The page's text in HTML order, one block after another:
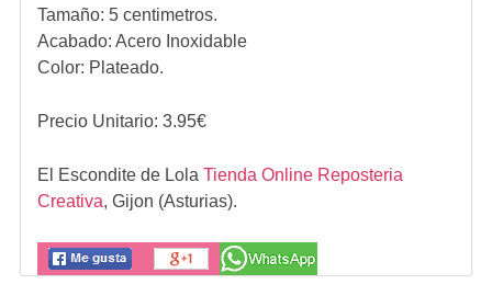
Tamaño: 5 centimetros.
Acabado: Acero Inoxidable
Color: Plateado.
Precio Unitario: 3.95€
El Escondite de Lola Tienda Online Reposteria
Creativa, Gijon (Asturias).